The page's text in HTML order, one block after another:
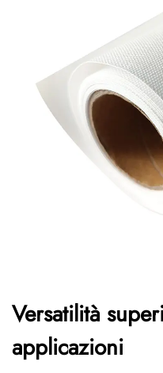
Versatilità
applicazioni